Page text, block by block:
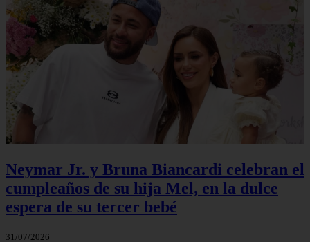
Neymar Jr. y Bruna Biancardi celebran el
cumpleaños de su hija Mel, en la dulce
espera de su tercer bebé
31/07/2026